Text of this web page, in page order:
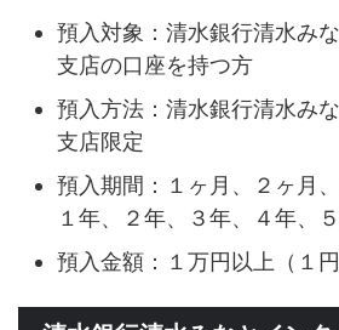
預入対象：清水銀行清水み
支店の口座を持つ方
預入方法：清水銀行清水み
支店限定
預入期間：１ヶ月、２ヶ月
１年、２年、３年、４年、
預入金額：１万円以上（１円